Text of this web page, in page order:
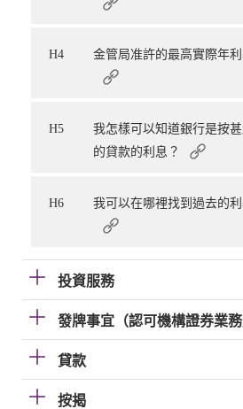
H4 金管局准許的最高實際年
H5
我怎樣可以知道銀行是按
的貸款的利息？
H6 我可以在哪裡找到過去的
投資服務
發牌事宜（認可機構證券業務
貸款
按揭